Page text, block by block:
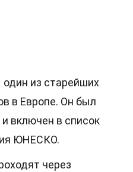
один из старейших
в Европе. Он был
и включен в список
ЮНЕСКО.
через